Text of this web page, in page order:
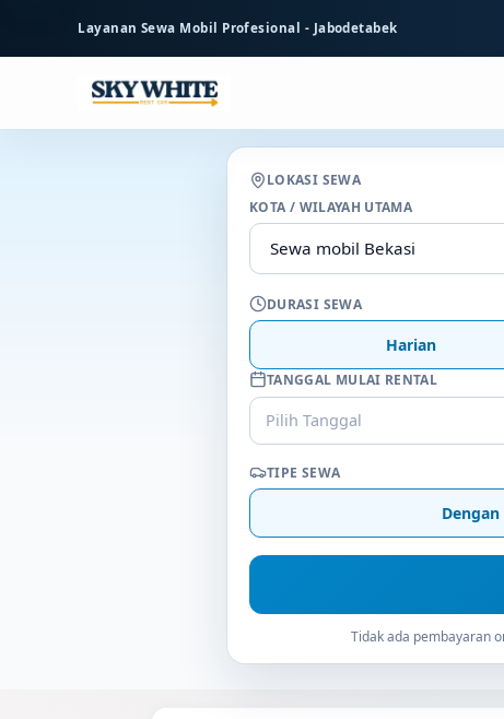
Layanan Sewa Mobil Profesional - Jabodetabek
LOKASI SEWA
KOTA / WILAYAH UTAMA
DURASI SEWA
Harian
TANGGAL MULAI RENTAL
Pilih Tanggal
TIPE SEWA
Tidak ada pembayaran